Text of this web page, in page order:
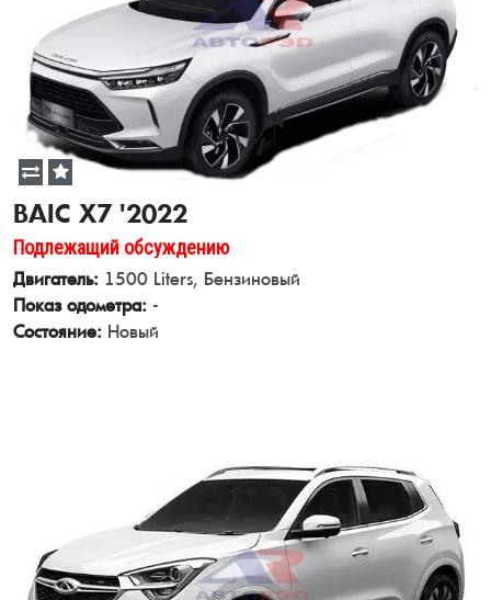
BAIC X7 '2022
Подлежащий обсуждению
Двигатель: 1500 Liters, Бензиновый
Показ одометра: -
Состояние: Новый